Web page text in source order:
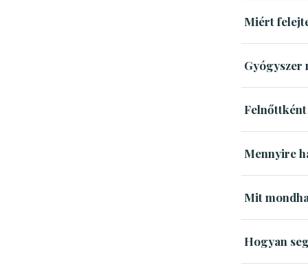
Miért
Gyógyszer
Mennyire
Mit
Hogyan